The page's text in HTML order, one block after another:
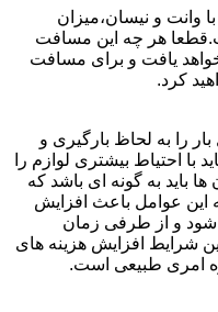
وانت و نیسان،میزان
هر چه این مسافت
خواهد یافت و برای مسافت
کرد.
را به لحاظ بارگیری و
با احتیاط بیشتری لوازم را
باید به گونه ای باشد که
عوامل باعث افزایش
شود و از طرفی زمان
شرایط افزایش هزینه های
امری طبیعی است.